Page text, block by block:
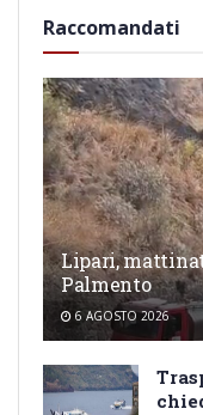
Raccomandati
Lipari,
Palmento
6 AGOSTO 2026